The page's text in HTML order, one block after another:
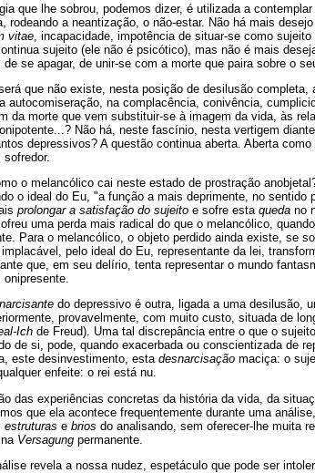
que lhe sobrou, podemos dizer, é utilizada a
rodeando a neantização, o não-estar. Não há mais
vitae , incapacidade, impotência de situar-se como
sujeito (ele não é psicótico), mas não é mais
de se apagar, de unir-se com a morte que paira sobre o
que não existe, nesta posição de desilusão
autocomiseração, na complacência, conivência,
da morte que vem substituir-se à imagem da vida, às
Não há, neste fascínio, nesta vertigem
depressivos? A questão continua aberta. Aberta
sofredor.
o melancólico cai neste estado de prostração
o ideal do Eu, "a função a mais deprimente, no
prolongar a satisfação do sujeito e sofre esta queda no
uma perda mais radical do que o melancólico,
Para o melancólico, o objeto perdido ainda existe, se
pelo ideal do Eu, representante da lei,
que, em seu delírio, tenta representar o mundo
onipresente.
do depressivo é outra, ligada a uma desilusão,
provavelmente, com muito custo, situada de
Ich de Freud). Uma tal discrepância entre o que o
de si, pode, quando exacerbada ou conscientizada de
este desinvestimento, esta desnarcisação maciça: o
enfeite: o rei está nu.
das experiências concretas da história da vida, da
que ela acontece frequentemente durante uma
estruturas e brios do analisando, sem oferecer-lhe muita
, na Versagung permanente.
revela a nossa nudez, espetáculo que pode ser